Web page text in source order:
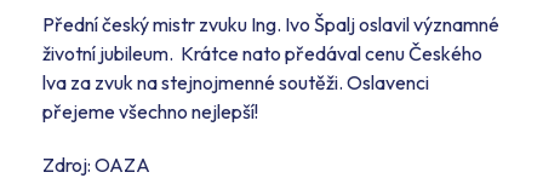
Přední český mistr zvuku Ing. Ivo Špalj oslavil významné
životní jubileum. Krátce nato předával cenu Českého
lva za zvuk na stejnojmenné soutěži. Oslavenci
přejeme všechno nejlepší!
Zdroj: OAZA